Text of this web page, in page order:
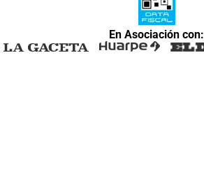
En Asociación con: